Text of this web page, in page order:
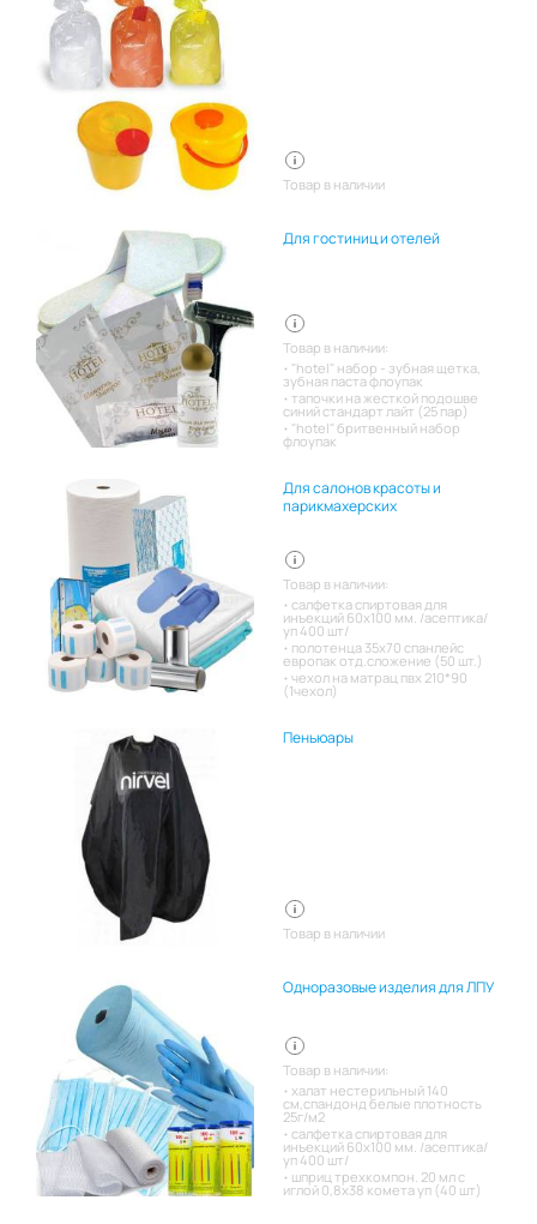
Товар в наличии
Для гостиниц и отелей
Товар в наличии:
"hotel" набор - зубная щетка,
зубная паста флоупак
тапочки на жесткой подошве
синий стандарт лайт (25 пар)
"hotel" бритвенный набор
флоупак
Для салонов красоты и
парикмахерских
Товар в наличии:
салфетка спиртовая для
инъекций 60х100 мм. /асептика/
уп 400 шт/
полотенца 35х70 спанлейс
европак отд.сложение (50 шт.)
чехол на матрац пвх 210*90
(1чехол)
Пеньюары
Товар в наличии
Одноразовые изделия для ЛПУ
Товар в наличии:
халат нестерильный 140
см,спандонд белые плотность
25г/м2
салфетка спиртовая для
инъекций 60х100 мм. /асептика/
уп 400 шт/
шприц трехкомпон. 20 мл с
иглой 0,8х38 комета уп (40 шт)